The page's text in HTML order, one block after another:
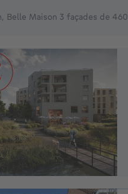
Belle Maison 3 façades de